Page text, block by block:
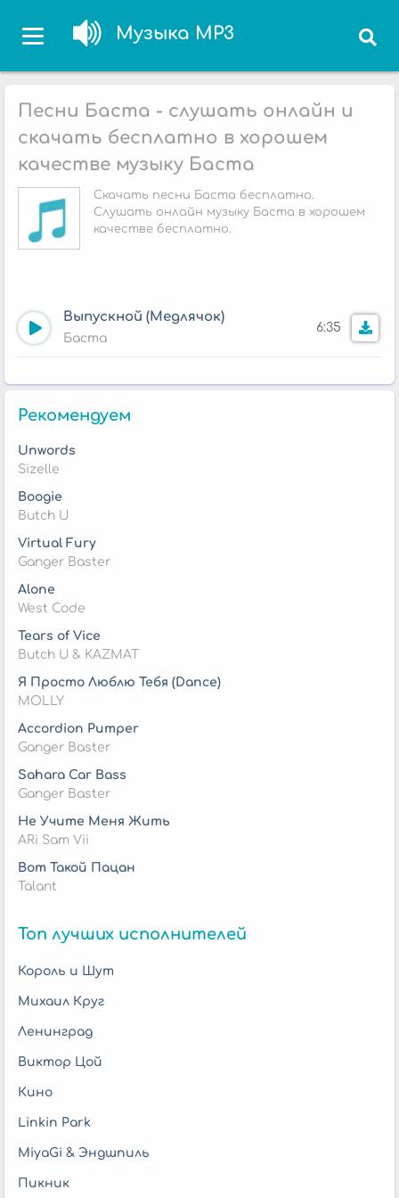
Музыка MP3
Песни Баста - слушать онлайн и
скачать бесплатно в хорошем
качестве музыку Баста
Скачать песни Баста бесплатно.
Слушать онлайн музыку Баста в хорошем
качестве бесплатно.
Выпускной (Медлячок)
Баста
6:35
Рекомендуем
Unwords
Sizelle
Boogie
Butch U
Virtual Fury
Ganger Baster
Alone
West Code
Tears of Vice
Butch U & KAZMAT
Я Просто Люблю Тебя (Dance)
MOLLY
Accordion Pumper
Ganger Baster
Sahara Car Bass
Ganger Baster
Не Учите Меня Жить
ARi Sam Vii
Вот Такой Пацан
Talant
Топ лучших исполнителей
Король и Шут
Михаил Круг
Ленинград
Виктор Цой
Кино
Linkin Park
MiyaGi & Эндшпиль
Пикник